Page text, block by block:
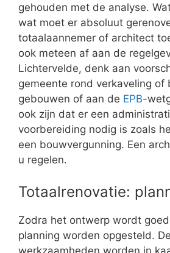
gehouden met de analyse.
wat moet er absoluut
totaalaannemer of architect
ook meteen af aan de
Lichtervelde, denk aan
gemeente rond verkaveling of
gebouwen of aan de EPB-
ook zijn dat er een
voorbereiding nodig is zoals
een bouwvergunning. Een
u regelen.
Totaalrenovatie:
Zodra het ontwerp wordt
planning worden opgesteld. De
werkzaamheden worden in